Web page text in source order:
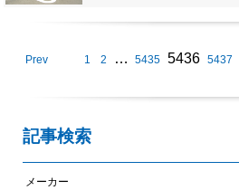
Prev 1 2 … 5435 5436 5437
記事検索
メーカー